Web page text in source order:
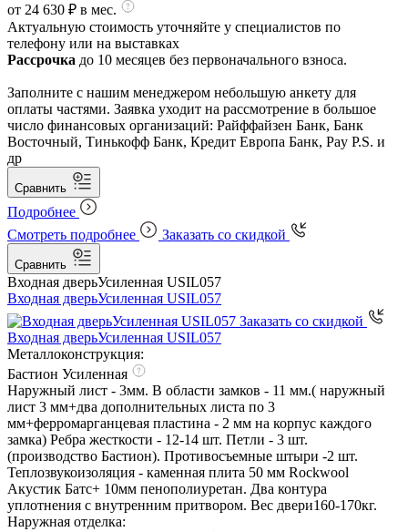
от 24 630 ₽ в мес.
Актуальную стоимость уточняйте у специалистов по
телефону или на выставках
Рассрочка до 10 месяцев без первоначального взноса.
Заполните с нашим менеджером небольшую анкету для
оплаты частями. Заявка уходит на рассмотрение в большое
число финансовых организаций: Райффайзен Банк, Банк
Восточный, Тинькофф Банк, Кредит Европа Банк, Pay P.S. и
др
Сравнить
Подробнее
Смотреть подробнее
Заказать со скидкой
Сравнить
Входная дверьУсиленная USIL057
Входная дверьУсиленная USIL057
Заказать со скидкой
Входная дверьУсиленная USIL057
Металлоконструкция:
Бастион Усиленная
Наружный лист - 3мм. В области замков - 11 мм.( наружный
лист 3 мм+два дополнительных листа по 3
мм+ферромарганцевая пластина - 2 мм на корпус каждого
замка) Ребра жесткости - 12-14 шт. Петли - 3 шт.
(производство Бастион). Противосъемные штыри -2 шт.
Теплозвукоизоляция - каменная плита 50 мм Rockwool
Акустик Батс+ 10мм пенополиуретан. Два контура
уплотнения с внутренним притвором. Вес двери160-170кг.
Наружная отделка: